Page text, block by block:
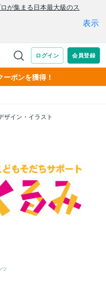
ポンを獲得！
ザイン・イラスト
ツ